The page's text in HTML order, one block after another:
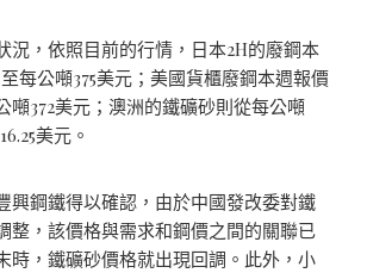
況，依照目前的行情，日本2H的廢鋼本
每公噸375美元；美國貨櫃廢鋼本週報價
噸372美元；澳洲的鐵礦砂則從每公噸
美元。
興鋼鐵得以確認，由於中國發改委對鐵
整，該價格與需求和鋼價之間的關聯已
時，鐵礦砂價格就出現回調。此外，小